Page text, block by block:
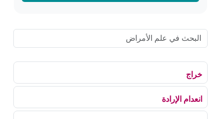
خراج
انعدام الإرادة